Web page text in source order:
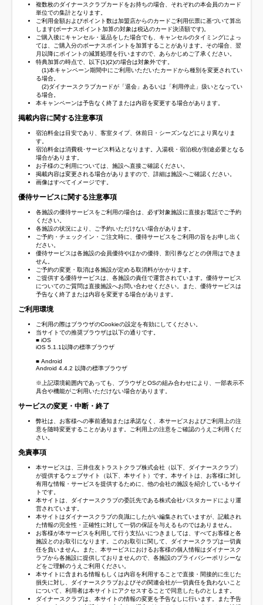
複数枚のダイナースクラブカードをお持ちの場合、それぞれの本会員のカード
単位での集計となります。
ご利用金額およびポイント数は加盟店からのカードご利用伝票に基づいて算出
します(ボーナスポイント加算の対象は税込のカード決済額です)。
ご購入後にキャンセル・返品をした場合でも、キャンセルのタイミングによっ
ては、ご購入分のボーナスポイントを加算することがあります。その場合、翌
月以降にポイントの減算処理を行いますので、あらかじめご了承ください。
特典加算の時点で、以下(1)(2)の場合は対象外です。
(1)本キャンペーン期間中にご利用いただいたカードから種別を変更されてい
る場合。
(2)ダイナースクラブカードが「退会」あるいは「利用停止」扱いとなってい
る場合。
本キャンペーンは予告なく終了または内容を変更する場合があります。
掲載内容に関する注意事項
宿泊料金は目安であり、客室タイプ、休前日・シーズンなどにより異なりま
す。
宿泊料金は消費税･サービス料込となります。入湯税・宿泊税が別途必要となる
場合があります。
お子様のご利用については、施設へ直接ご確認ください。
掲載内容は変更される場合がありますので、詳細は施設へご確認ください。
画像はすべてイメージです。
優待サービスに関する注意事項
各施設の優待サービスをご利用の場合は、必ず対象施設に直接お電話でご予約
ください。
各施設の状況により、ご予約いただけない場合があります。
ご予約・チェックイン・ご注文時に、優待サービスをご利用の旨をお申し出く
ださい。
優待サービスは各施設の会員優待やほかの優待、割引券などとの併用はできま
せん。
ご予約の変更・取消は各施設が定める取消料がかかります。
ご提供する優待サービスは、各施設の責任で運営されています。優待サービス
についてのご質問は直接施設へお問い合わせください。また、優待サービスは
予告なく終了または内容を変更する場合があります。
ご利用環境
ご利用の際はブラウザのCookieの設定を有効にしてください。
当サイトでの推奨ブラウザは以下の通りです。
■ iOS
iOS 5.1.1以降の標準ブラウザ
■ Android
Android 4.4.2 以降の標準ブラウザ
※上記環境範囲内であっても、ブラウザとOSの組み合わせにより、一部表示不
具合や機能がご利用いただけない場合があります。
サービスの変更・中断・終了
弊社は、お客様への事前通知または承諾なく、本サービスおよびご利用上の注
意を随時変更することがあります。ご利用上の注意をご確認のうえご利用くだ
さい。
免責事項
本サービスは、三井住友トラストクラブ株式会社（以下、ダイナースクラブ）
が提供するウェブサイト（以下、本サイト）です。本サイトは、お客様に対し
有用な情報・サービスを提供するために、他の会社の施設を紹介しているサイ
トです。
本サイトは、ダイナースクラブの委託先である株式会社パスタカードにより運
営されています。
本サイトはダイナースクラブの良識にしたがい編集されていますが、記載され
た情報の完全性・正確性に対して一切の保証を与えるものではありません。
お客様が本サービスを利用して行う支払いにつきましては、すべてお客様と各
施設とのお取引になります。このお取引に関して、ダイナースクラブは一切責
任を負いません。また、本サービスにおけるお客様の個人情報はダイナースク
ラブから各施設に提供しておりませんので、各施設のプライバシーポリシーな
どをご理解のうえご利用ください。
本サイトに含まれる情報もしくは内容を利用することで直接・間接的に生じた
損失に対し、ダイナースクラブおよびその関連会社が一切責任を負わないこと
について、利用者は本サイトにアクセスすることで同意したものとします。
ダイナースクラブは、本サイトの情報の変更を予告なしに行います。また予告